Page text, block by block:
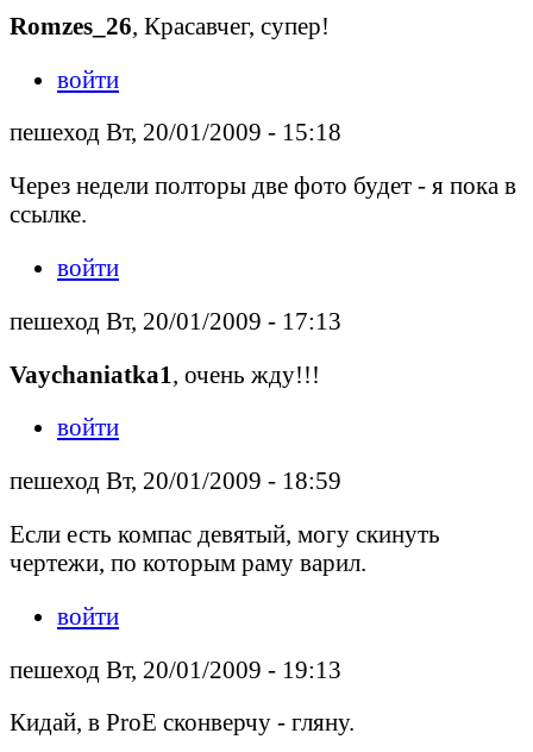
Romzes_26, Красавчег, супер!
войти
пешеход Вт, 20/01/2009 - 15:18
Через недели полторы две фото будет - я пока в
ссылке.
войти
пешеход Вт, 20/01/2009 - 17:13
Vaychaniatka1, очень жду!!!
войти
пешеход Вт, 20/01/2009 - 18:59
Если есть компас девятый, могу скинуть
чертежи, по которым раму варил.
войти
пешеход Вт, 20/01/2009 - 19:13
Кидай, в ProE сконверчу - гляну.